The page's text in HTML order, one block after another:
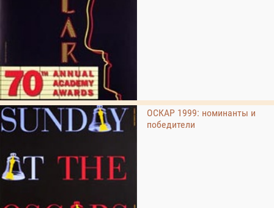
ОСКАР 1999: номинанты и
победители